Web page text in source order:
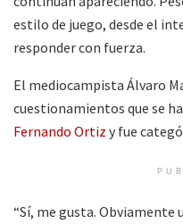
estilo de juego, desde el
responder con fuerza.
El mediocampista Álvaro
cuestionamientos que se
Fernando Ortiz y fue
“Sí, me gusta. Obviamente